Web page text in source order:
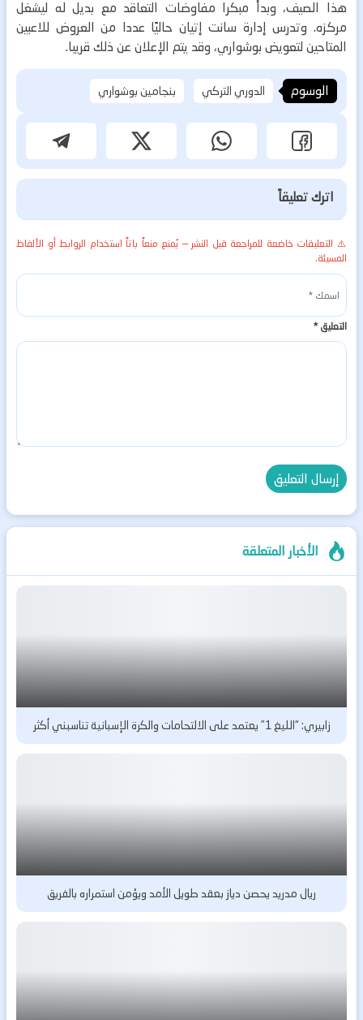
هذا الصيف، وبدأ مبكرا مفاوضات التعاقد مع بديل له ليشغل
مركزه. وتدرس إدارة سانت إتيان حاليًا عددا من العروض للاعبين
المتاحين لتعويض بوشواري، وقد يتم الإعلان عن ذلك قريبا.
الوسوم الدوري التركي بنجامين بوشواري
اترك تعليقاً
⚠️ التعليقات خاضعة للمراجعة قبل النشر — يُمنع منعاً باتاً استخدام الروابط أو الألفاظ
المسيئة.
التعليق*
الأخبار المتعلقة
زابيري: “الليغ 1” يعتمد على الالتحامات والكرة الإسبانية تناسبني أكثر
ريال مدريد يحصن دياز بعقد طويل الأمد ويؤمن استمراره بالفريق